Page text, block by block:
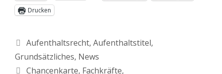
Drucken
Aufenthaltsrecht, Aufenthaltstitel,
Grundsätzliches, News
Chancenkarte, Fachkräfte,